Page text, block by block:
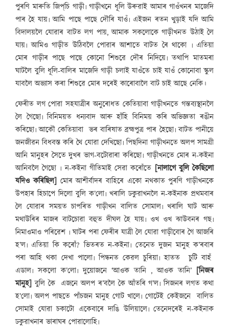
পুৰণি মাৰুতি জিপ্‌চি গাড়ী৷ গাড়ীখনে ধূলি উৰুৱাই আমাৰ গাওঁখনৰ মাজেদি
পাৰ হৈ যায়৷ আমি পাছে পাছে দৌৰি যাওঁ৷ এইজন ৰতন খুড়াই যদি আমি
বিদালয়লৈ যোৱাৰ বাটত লগ পায়, আমাক সকলোকে গাড়ীখনত উঠাই লৈ
যায়৷ আমিও গাড়ীত উঠিবলৈ পোৱাৰ আশাতে বাটত ৰৈ থাকো ৷ এতিয়া
মোৰ গাড়ীৰ পাছে পাছে কোনো শিশুৱে দৌৰ নিদিয়ে৷ তথাপি মাতমৰা
ঘাটলৈ বুলি ধূলি-বালিৰ মাজেদি গাড়ী চলাই যাওঁতে চাই যাওঁ কোনোবা স্কুল
যাবলৈ অভ্যাস কৰা শিশুৱে মোৰ দৰেই কাৰোবালৈ বাট চাই আছে নেকি।
ফেৰীত লগ পোৱা সহযাত্ৰীৰ অনুৰোধত কেতিয়াবা গাড়ীখনতে গন্তব্যস্থানলৈ
লৈ গৈছো৷ বিনিময়ত ধন্যবাদ আৰু হাঁহি বিনিময় কৰি অভিজ্ঞতা ৰঙীন
কৰিছো৷ আকৌ কেতিয়াবা ভৰ বাৰিষাত ব্ৰহ্মপুত্ৰ পাৰ হৈছো৷ বাটত পানীয়ে
জনজীৱন বিধবস্ত কৰি থৈ যোৱা দেখিছো৷ পিছদিনা গাড়ীখনতে অলপ সামগ্ৰী
আনি মানুহৰ সৈতে দুখৰ ভাগ-বটোৱাৰা কৰিছো৷ গাড়ীখনতে মোৰ ন-কইনা
আনিবলৈ গৈছো ৷ ন-কইনা গীতিমাই সেৱা কৰোঁতে [নালাগে বুলি কৈছিলো
যদিও কৰিছিল] মোৰ আশীৰ্বাদৰ বাহিৰে একো নথকাত পুৰণি গাড়ীখনকে
উপহাৰ হিচাপে দিলো বুলি ক’লো৷ খৰালি ঢকুৱাখনলৈ ন-কইনাক প্ৰথমবাৰ
লৈ যোৱাৰ সময়ত চাপৰিত গাড়ীখন বালিত সোমাল৷ খৰালি ঘাট আৰু
মথাউৰিৰ মাজৰ বাটচোৱা বহুত দীঘল হৈ যায়৷ ওখ ওখ ঝাউবনৰ গছ৷
নিমাওমাও পৰিৱেশ ৷ ঘাটৰ পৰা ফেৰীৰ যাত্ৰী লৈ যোৱা গাড়ীবোৰ গৈ আজৰি
হ’ল৷ এতিয়া কি কৰোঁ? ভিতৰত ন-কইনা৷ তেনেত দুজন মানুহ ক’ৰবাৰ
পৰা আহি থকা দেখা পালো৷ পিন্ধনত কেৱল চুৰিয়া৷ হাতত চুটি বাহঁ
এডাল৷ সকলো ক’লো৷ দুয়োজনে ‘আওক তানি , আওক তানি’ [নিজৰ
মানুহ] বুলি কৈ এজনে অলপ ৰ’বলৈ কৈ আঁতৰি গ’ল৷ সিজনৰ লগত কথা
হ’লো৷ অলপ পাছতে পাঁচজন মানুহ গোট খালে৷ গোটেই কেইজনে বালিত
সোমাই যোৱা চকাটো একেবাৰে দাঙি উলিয়ালে৷ তেনেদৰেই ন-কইনাক
ঢকুৱাখনাৰ ভাৰাঘৰ পোৱালোহি৷